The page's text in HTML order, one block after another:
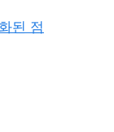
된 점